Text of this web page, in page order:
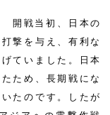
開戦当初、日本の
撃を与え、有利な
ていました。日本
ため、長期戦にな
たのです。したが